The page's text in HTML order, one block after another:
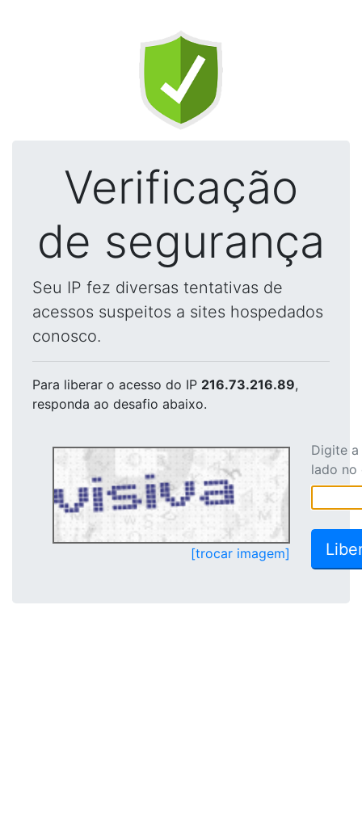
Verificação
de segurança
Seu IP fez diversas tentativas de
acessos suspeitos a sites hospedados
conosco.
Para liberar o acesso do IP 216.73.216.89,
responda ao desafio abaixo.
[trocar imagem]
Digite
lado no